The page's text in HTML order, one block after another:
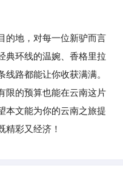
的地，对每一位新驴而言
典环线的温婉、香格里拉
路都能让你收获满满。
限的预算也能在云南这片
本文能为你的云南之旅提
精彩又经济！